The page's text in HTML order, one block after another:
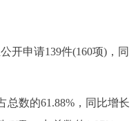
申请139件(160项)，同
数的61.88%，同比增长